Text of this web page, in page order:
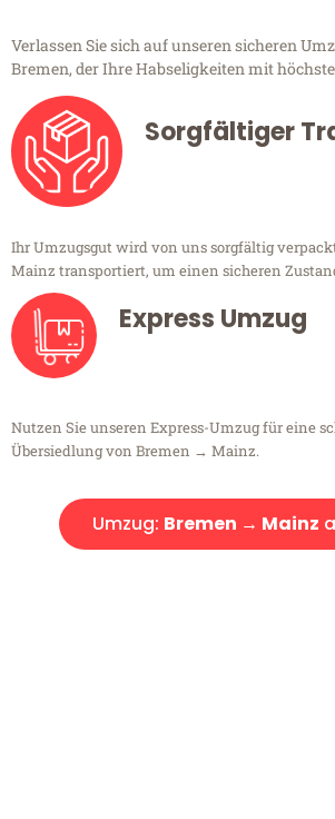
Verlassen Sie sich auf unseren sicheren
Bremen, der Ihre Habseligkeiten mit
Sorgfältiger
Ihr Umzugsgut wird von uns sorgfältig
Mainz transportiert, um einen sicheren
Express Umzug
Nutzen Sie unseren Express-Umzug für eine
Übersiedlung von Bremen → Mainz.
Umzug: Bremen → Mainz